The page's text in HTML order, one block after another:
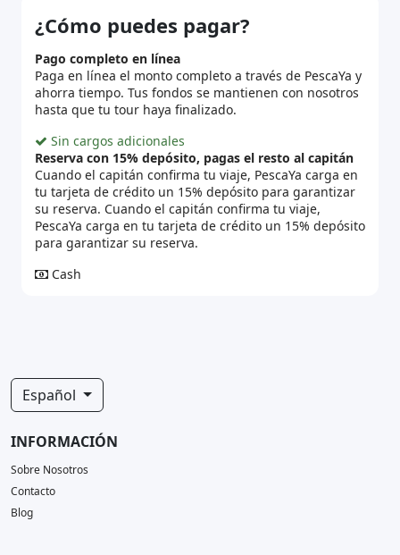
¿Cómo puedes pagar?
Pago completo en línea
Paga en línea el monto completo a través de PescaYa y
ahorra tiempo. Tus fondos se mantienen con nosotros
hasta que tu tour haya finalizado.
Sin cargos adicionales
Reserva con 15% depósito, pagas el resto al capitán
Cuando el capitán confirma tu viaje, PescaYa carga en
tu tarjeta de crédito un 15% depósito para garantizar
su reserva. Cuando el capitán confirma tu viaje,
PescaYa carga en tu tarjeta de crédito un 15% depósito
para garantizar su reserva.
Cash
Español
INFORMACIÓN
Sobre Nosotros
Contacto
Blog